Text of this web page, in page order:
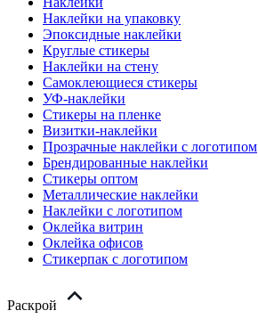
Наклейки на упаковку
Эпоксидные наклейки
Круглые стикеры
Наклейки на стену
Самоклеющиеся стикеры
УФ-наклейки
Стикеры на пленке
Визитки-наклейки
Прозрачные наклейки с логотипом
Брендированные наклейки
Стикеры оптом
Металлические наклейки
Наклейки с логотипом
Оклейка витрин
Оклейка офисов
Стикерпак с логотипом
Раскрой